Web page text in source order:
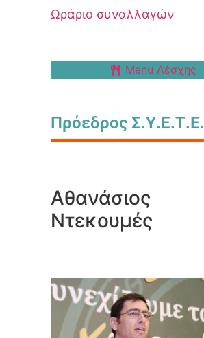
Ωράριο συναλλαγών
Menu Λέσχης
Πρόεδρος Σ.Υ.Ε.Τ.Ε.
Αθανάσιος
Ντεκουμές